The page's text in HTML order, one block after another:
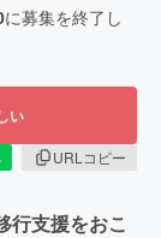
に募集を終了し
い
URLコピー
行支援をおこ